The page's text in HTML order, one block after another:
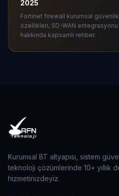
2025
Fortinet firewall kurumsal
özellikleri, SD-WAN entegrasyonu
hakkında kapsamlı rehber.
Kurumsal BT altyapısı, sistem
teknoloji çözümlerinde 10+ yıllık
hizmetinizdeyiz.